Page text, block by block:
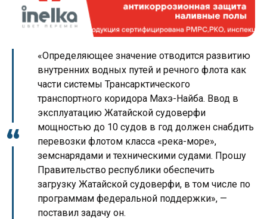
«Определяющее значение отводится развитию
внутренних водных путей и речного флота как
части системы Трансарктического
транспортного коридора Махэ-Найба. Ввод в
эксплуатацию Жатайской судоверфи
мощностью до 10 судов в год должен снабдить
перевозки флотом класса «река-море»,
земснарядами и техническими судами. Прошу
Правительство республики обеспечить
загрузку Жатайской судоверфи, в том числе по
программам федеральной поддержки», —
поставил задачу он.